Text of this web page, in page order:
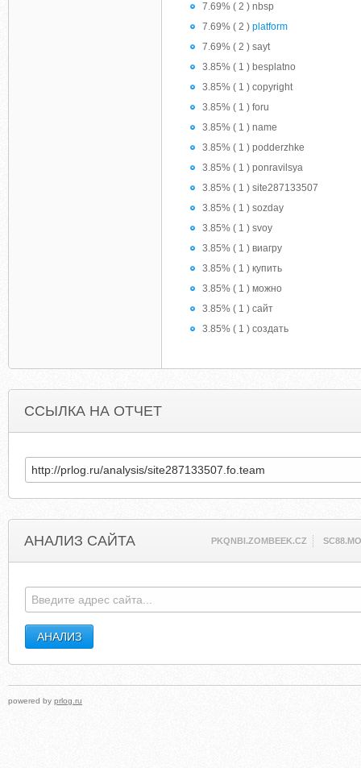
7.69% ( 2 ) nbsp
7.69% ( 2 ) platform
7.69% ( 2 ) sayt
3.85% ( 1 ) besplatno
3.85% ( 1 ) copyright
3.85% ( 1 ) foru
3.85% ( 1 ) name
3.85% ( 1 ) podderzhke
3.85% ( 1 ) ponravilsya
3.85% ( 1 ) site287133507
3.85% ( 1 ) sozday
3.85% ( 1 ) svoy
3.85% ( 1 ) виагру
3.85% ( 1 ) купить
3.85% ( 1 ) можно
3.85% ( 1 ) сайт
3.85% ( 1 ) создать
ССЫЛКА НА ОТЧЕТ
АНАЛИЗ САЙТА PKQNBI.ZOMBEEK.CZ
powered by prlog.ru